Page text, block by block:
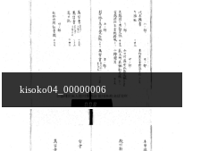
kisoko04_00000006